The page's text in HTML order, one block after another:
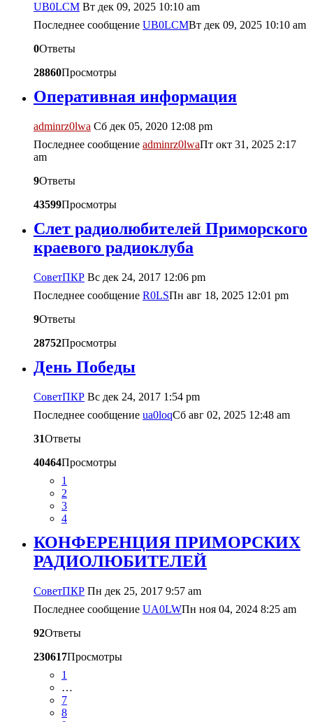
UB0LCM Вт дек 09, 2025 10:10 am
Последнее сообщение UB0LCMВт дек 09, 2025 10:10 am
0Ответы
28860Просмотры
Оперативная информация
adminrz0lwa Сб дек 05, 2020 12:08 pm
Последнее сообщение adminrz0lwaПт окт 31, 2025 2:17
am
9Ответы
43599Просмотры
Слет радиолюбителей Приморского
краевого радиоклуба
CоветПКР Вс дек 24, 2017 12:06 pm
Последнее сообщение R0LSПн авг 18, 2025 12:01 pm
9Ответы
28752Просмотры
День Победы
CоветПКР Вс дек 24, 2017 1:54 pm
Последнее сообщение ua0loqСб авг 02, 2025 12:48 am
31Ответы
40464Просмотры
1
2
3
4
КОНФЕРЕНЦИЯ ПРИМОРСКИХ
РАДИОЛЮБИТЕЛЕЙ
CоветПКР Пн дек 25, 2017 9:57 am
Последнее сообщение UA0LWПн ноя 04, 2024 8:25 am
92Ответы
230617Просмотры
1
…
7
8